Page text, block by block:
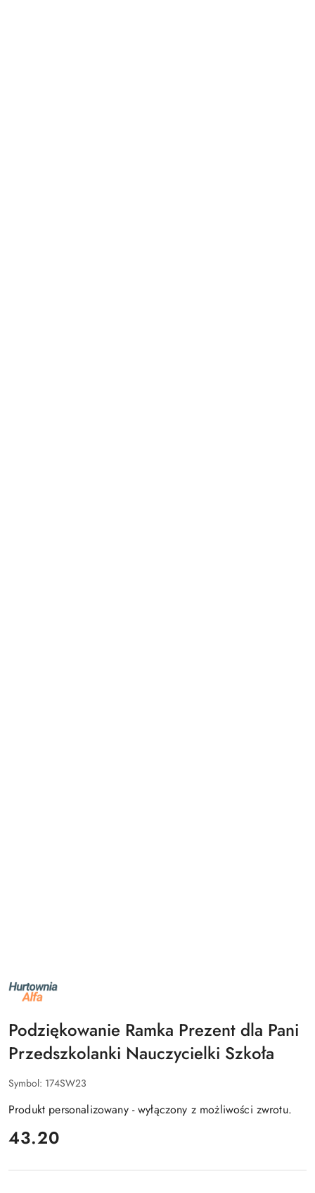
NAZWA
PRODUCENTA:
ALFA
Podziękowanie Ramka Prezent dla Pani
Przedszkolanki Nauczycielki Szkoła
Symbol: 174SW23
Produkt personalizowany - wyłączony z możliwości zwrotu.
cena:
43.20